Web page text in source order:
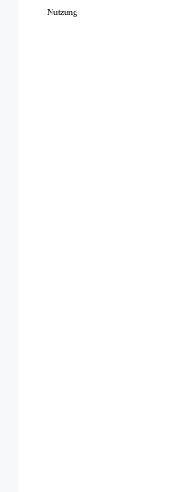
Nutzung